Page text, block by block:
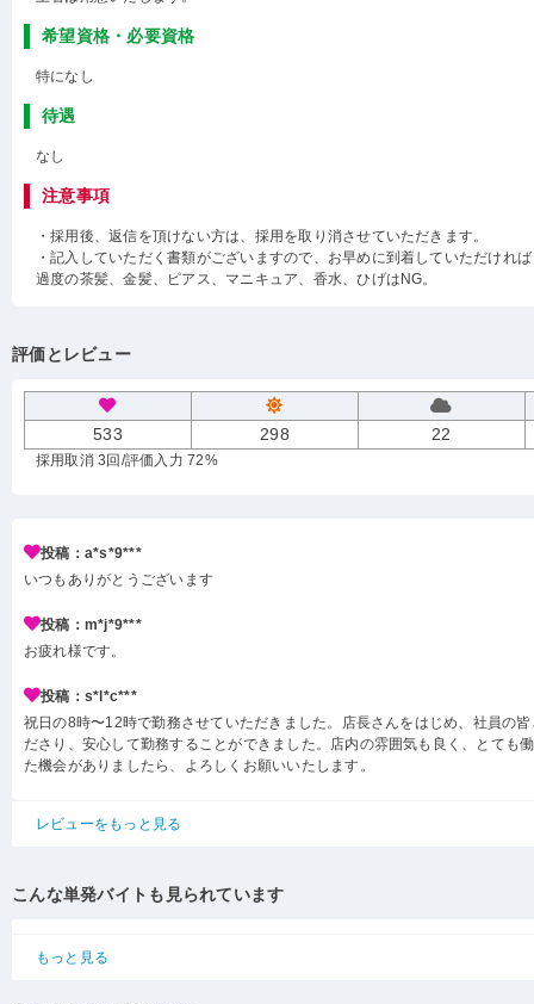
希望資格・必要資格
特になし
待遇
なし
注意事項
・採用後、返信を頂けない方は、採用を取り消させていただきます。
・記入していただく書類がございますので、お早めに到着していただけれ
過度の茶髪、金髪、ピアス、マニキュア、香水、ひげはNG。
評価とレビュー
533 298 22
採用取消 3回 /評価入力 72%
投稿：a*s*9***
いつもありがとうございます
投稿：m*j*9***
お疲れ様です。
投稿：s*l*c***
祝日の8時〜12時で勤務させていただきました。店長さんをはじめ、社員の
ださり、安心して勤務することができました。店内の雰囲気も良く、とても
た機会がありましたら、よろしくお願いいたします。
レビューをもっと見る
こんな単発バイトも見られています
もっと見る